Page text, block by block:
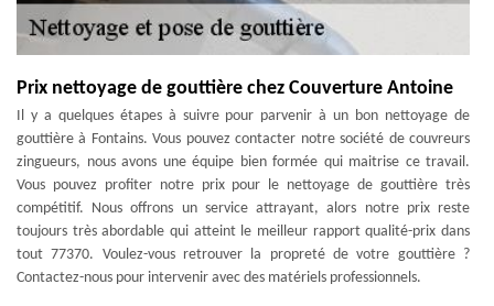
Prix nettoyage de gouttière chez Couverture Antoine
Il y a quelques étapes à suivre pour parvenir à un bon nettoyage de
gouttière à Fontains. Vous pouvez contacter notre société de couvreurs
zingueurs, nous avons une équipe bien formée qui maitrise ce travail.
Vous pouvez profiter notre prix pour le nettoyage de gouttière très
compétitif. Nous offrons un service attrayant, alors notre prix reste
toujours très abordable qui atteint le meilleur rapport qualité-prix dans
tout 77370. Voulez-vous retrouver la propreté de votre gouttière ?
Contactez-nous pour intervenir avec des matériels professionnels.